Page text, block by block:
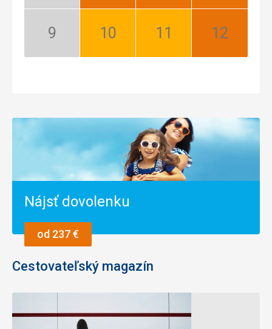
September:
Október:
November:
December:
Nájsť dovolenku
od 237 €
Cestovateľský magazín